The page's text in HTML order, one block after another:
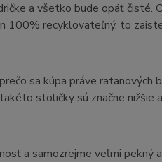
a všetko bude opäť
100% recyklovateľný, to
sa kúpa práve
stoličky sú značne nižšie
a samozrejme veľmi pekný